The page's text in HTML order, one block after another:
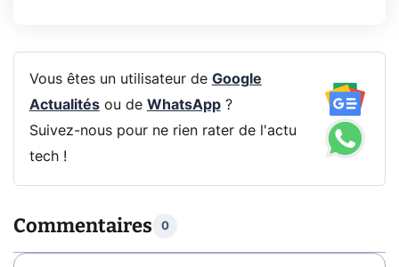
Vous êtes un utilisateur de Google
Actualitésou de WhatsApp?
Suivez-nous pour ne rien rater de l'actu
tech !
Commentaires 0